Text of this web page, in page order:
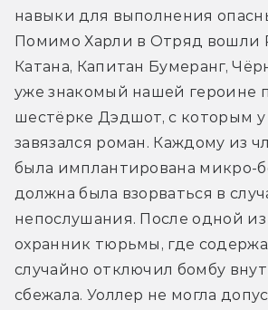
навыки для выполнения
Помимо Харли в Отряд вошли
Катана, Капитан Бумеранг,
уже знакомый нашей героине
шестёрке Дэдшот, с которым
завязался роман. Каждому из
была имплантирована микро-
должна была взорваться в
непослушания. После одной
охранник тюрьмы, где
случайно отключил бомбу
сбежала. Уоллер не могла